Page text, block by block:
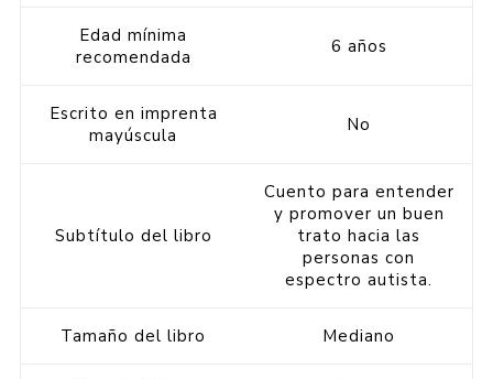
Edad mínima
recomendada
6 años
Escrito en imprenta
mayúscula
No
Subtítulo del libro
Cuento para entender
y promover un buen
trato hacia las
personas con
espectro autista.
Tamaño del libro Mediano